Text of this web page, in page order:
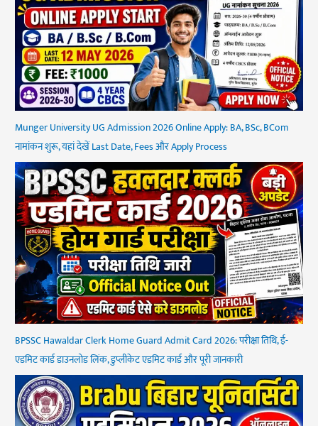
Munger University UG Admission 2026 Online Apply: BA, BSc, BCom
नामांकन शुरू, यहां देखें Last Date, Fees और Apply Process
BPSSC Hawaldar Clerk Home Guard Admit Card 2026: परीक्षा तिथि, ई-
एडमिट कार्ड डाउनलोड लिंक, डुप्लीकेट एडमिट कार्ड और पूरी जानकारी